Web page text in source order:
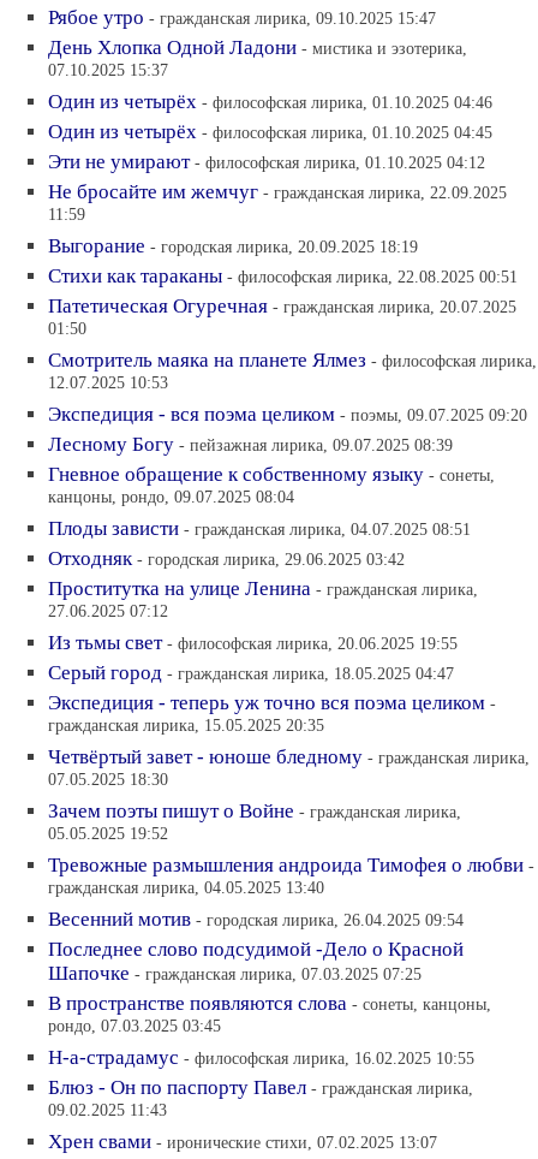
Рябое утро - гражданская лирика, 09.10.2025 15:47
День Хлопка Одной Ладони - мистика и эзотерика,
07.10.2025 15:37
Один из четырёх - философская лирика, 01.10.2025 04:46
Один из четырёх - философская лирика, 01.10.2025 04:45
Эти не умирают - философская лирика, 01.10.2025 04:12
Не бросайте им жемчуг - гражданская лирика, 22.09.2025
11:59
Выгорание - городская лирика, 20.09.2025 18:19
Стихи как тараканы - философская лирика, 22.08.2025 00:51
Патетическая Огуречная - гражданская лирика, 20.07.2025
01:50
Смотритель маяка на планете Ялмез - философская лирика,
12.07.2025 10:53
Экспедиция - вся поэма целиком - поэмы, 09.07.2025 09:20
Лесному Богу - пейзажная лирика, 09.07.2025 08:39
Гневное обращение к собственному языку - сонеты,
канцоны, рондо, 09.07.2025 08:04
Плоды зависти - гражданская лирика, 04.07.2025 08:51
Отходняк - городская лирика, 29.06.2025 03:42
Проститутка на улице Ленина - гражданская лирика,
27.06.2025 07:12
Из тьмы свет - философская лирика, 20.06.2025 19:55
Серый город - гражданская лирика, 18.05.2025 04:47
Экспедиция - теперь уж точно вся поэма целиком -
гражданская лирика, 15.05.2025 20:35
Четвёртый завет - юноше бледному - гражданская лирика,
07.05.2025 18:30
Зачем поэты пишут о Войне - гражданская лирика,
05.05.2025 19:52
Тревожные размышления андроида Тимофея о любви -
гражданская лирика, 04.05.2025 13:40
Весенний мотив - городская лирика, 26.04.2025 09:54
Последнее слово подсудимой -Дело о Красной
Шапочке - гражданская лирика, 07.03.2025 07:25
В пространстве появляются слова - сонеты, канцоны,
рондо, 07.03.2025 03:45
Н-а-страдамус - философская лирика, 16.02.2025 10:55
Блюз - Он по паспорту Павел - гражданская лирика,
09.02.2025 11:43
Хрен свами - иронические стихи, 07.02.2025 13:07